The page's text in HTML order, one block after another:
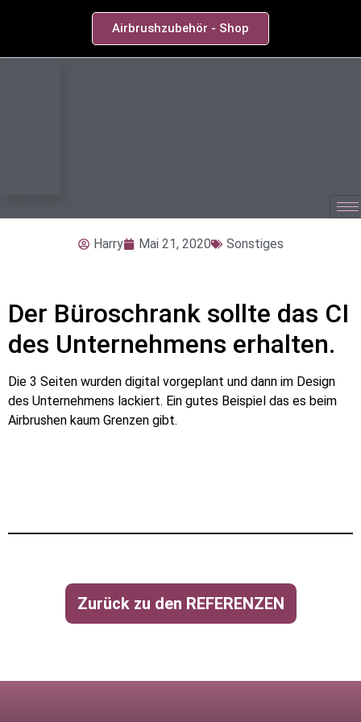
Airbrushzubehör - Shop
Harry Mai 21, 2020 Sonstiges
Der Büroschrank sollte das CI
des Unternehmens erhalten.
Die 3 Seiten wurden digital vorgeplant und dann im Design
des Unternehmens lackiert. Ein gutes Beispiel das es beim
Airbrushen kaum Grenzen gibt.
Zurück zu den REFERENZEN